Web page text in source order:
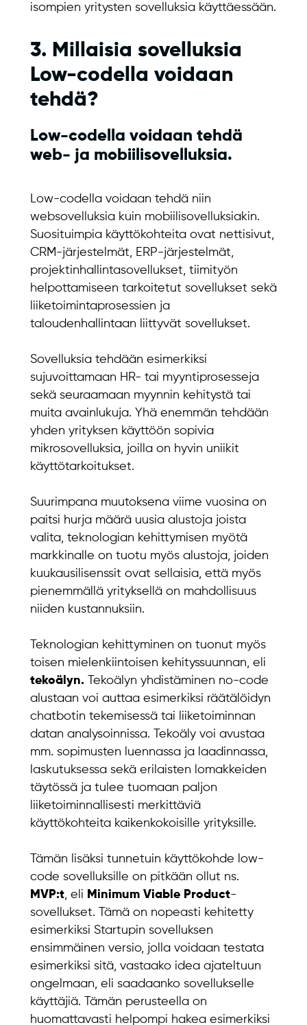
isompien yritysten sovelluksia käyttäessään.
3. Millaisia sovelluksia
Low-codella voidaan
tehdä?
Low-codella voidaan tehdä
web- ja mobiilisovelluksia.
Low-codella voidaan tehdä niin
websovelluksia kuin mobiilisovelluksiakin.
Suosituimpia käyttökohteita ovat nettisivut,
CRM-järjestelmät, ERP-järjestelmät,
projektinhallintasovellukset, tiimityön
helpottamiseen tarkoitetut sovellukset sekä
liiketoimintaprosessien ja
taloudenhallintaan liittyvät sovellukset.
Sovelluksia tehdään esimerkiksi
sujuvoittamaan HR- tai myyntiprosesseja
sekä seuraamaan myynnin kehitystä tai
muita avainlukuja. Yhä enemmän tehdään
yhden yrityksen käyttöön sopivia
mikrosovelluksia, joilla on hyvin uniikit
käyttötarkoitukset.
Suurimpana muutoksena viime vuosina on
paitsi hurja määrä uusia alustoja joista
valita, teknologian kehittymisen myötä
markkinalle on tuotu myös alustoja, joiden
kuukausilisenssit ovat sellaisia, että myös
pienemmällä yrityksellä on mahdollisuus
niiden kustannuksiin.
Teknologian kehittyminen on tuonut myös
toisen mielenkiintoisen kehityssuunnan, eli
tekoälyn. Tekoälyn yhdistäminen no-code
alustaan voi auttaa esimerkiksi räätälöidyn
chatbotin tekemisessä tai liiketoiminnan
datan analysoinnissa. Tekoäly voi avustaa
mm. sopimusten luennassa ja laadinnassa,
laskutuksessa sekä erilaisten lomakkeiden
täytössä ja tulee tuomaan paljon
liiketoiminnallisesti merkittäviä
käyttökohteita kaikenkokoisille yrityksille.
Tämän lisäksi tunnetuin käyttökohde low-
code sovelluksille on pitkään ollut ns.
MVP:t, eli Minimum Viable Product-
sovellukset. Tämä on nopeasti kehitetty
esimerkiksi Startupin sovelluksen
ensimmäinen versio, jolla voidaan testata
esimerkiksi sitä, vastaako idea ajateltuun
ongelmaan, eli saadaanko sovellukselle
käyttäjiä. Tämän perusteella on
huomattavasti helpompi hakea esimerkiksi